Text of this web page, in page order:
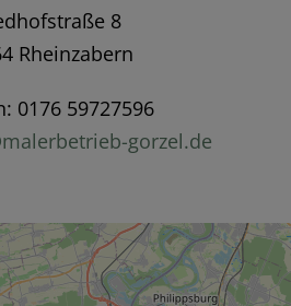
8
Rheinzabern
0176 59727596
gorzel.de